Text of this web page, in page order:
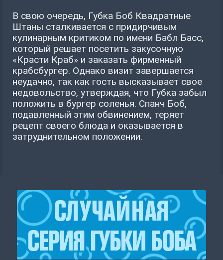
В свою очередь, Губка Боб Квадратные
Штаны сталкивается с придирчивым
кулинарным критиком по имени Бабл Басc,
который решает посетить закусочную
«Красти Краб» и заказать фирменный
крабсбургер. Однако визит завершается
неудачно, так как гость высказывает свое
недовольство, утверждая, что Губка забыл
положить в бургер соленья. Спанч Боб,
подавленный этим обвинением, теряет
рецепт своего блюда и оказывается в
затруднительном положении.